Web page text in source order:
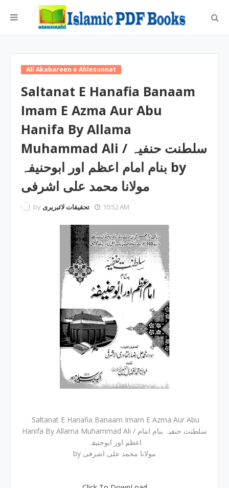
All Akabareen e Ahlesunnat
Saltanat E Hanafia Banaam
Imam E Azma Aur Abu
Hanifa By Allama
Muhammad Ali / سلطنت حنفیہ
بنام امام اعظم اور ابوحنیفہ by
مولانا محمد علی اشرفی
by تحقیقات لائبریری 10:52 AM
Saltanat E Hanafia Banaam Imam E Azma Aur Abu
Hanifa By Allama Muhammad Ali / سلطنت حنفیہ بنام امام
اعظم اور ابوحنیفہ
by مولانا محمد علی اشرفی